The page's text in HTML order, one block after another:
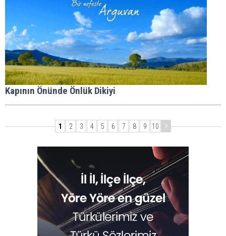
Kapının Önünde Önlük Dikiyi
1 2 3 4 5 6 7 8 9 10